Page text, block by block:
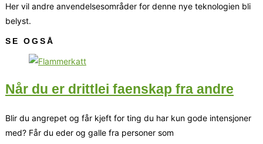
Her vil andre anvendelsesområder for denne nye teknologien bli
belyst.
SE OGSÅ
Når du er drittlei faenskap fra andre
Blir du angrepet og får kjeft for ting du har kun gode intensjoner
med? Får du eder og galle fra personer som